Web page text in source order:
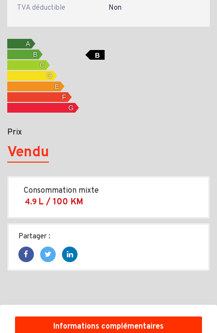
TVA déductible
Non
B
Prix
Vendu
Consommation mixte
4.9 L / 100 KM
Partager :
Informations complémentaires